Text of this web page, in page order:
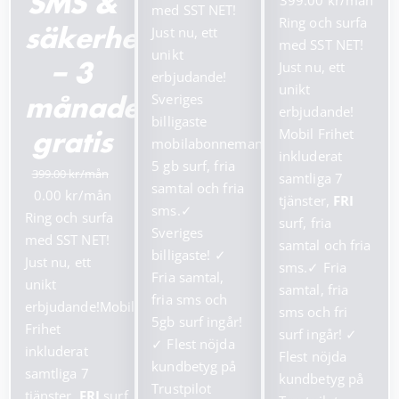
SMS &
säkerhetstjänster
– 3
månader
gratis
399.00
Det
ursprungliga
priset
var:
399.00 kr.
0.00
nuvarande
0.00 kr.
Ring och surfa
med SST NET!
Just nu, ett
unikt
erbjudande!Mobil
Frihet
inkluderat
samtliga 7
priset
var:
199.00 kr.
99.00 kr.
med SST NET!
Just nu, ett
unikt
erbjudande!
Sveriges
billigaste
mobilabonnemang!
5 gb surf, fria
samtal och fria
sms. ✓
Sveriges
billigaste!
✓
Fria samtal,
fria sms och
5gb surf ingår!
✓ Flest nöjda
kundbetyg på
Trustpilot
ursprungliga
priset
var:
799.00 kr.
Ring och surfa
med SST NET!
Just nu, ett
unikt
erbjudande!
Mobil Frihet
inkluderat
samtliga 7
tjänster, FRI
surf, fria
samtal och fria
sms. ✓ Fria
samtal, fria
sms och fri
surf ingår! ✓
Flest nöjda
kundbetyg på